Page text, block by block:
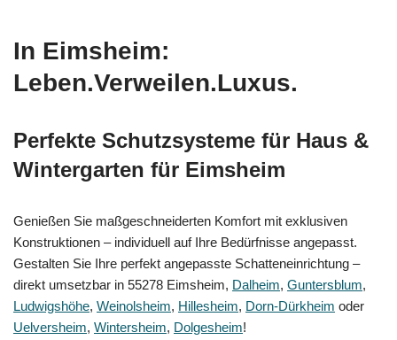
In Eimsheim:
Leben.Verweilen.Luxus.
Perfekte Schutzsysteme für Haus &
Wintergarten für Eimsheim
Genießen Sie maßgeschneiderten Komfort mit exklusiven
Konstruktionen – individuell auf Ihre Bedürfnisse angepasst.
Gestalten Sie Ihre perfekt angepasste Schatteneinrichtung –
direkt umsetzbar in 55278 Eimsheim, Dalheim, Guntersblum,
Ludwigshöhe, Weinolsheim, Hillesheim, Dorn-Dürkheim oder
Uelversheim, Wintersheim, Dolgesheim!